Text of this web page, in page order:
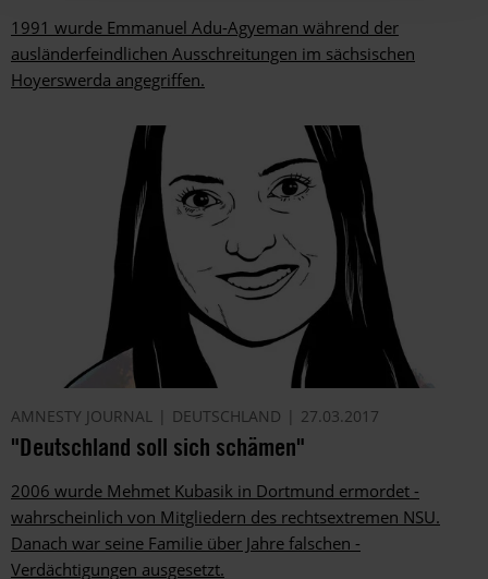
1991 wurde Emmanuel Adu-Agyeman während der
ausländerfeindlichen ­Ausschreitungen im sächsischen
Hoyerswerda angegriffen.
AMNESTY JOURNAL DEUTSCHLAND 27.03.2017
"Deutschland soll sich schämen"
2006 wurde Mehmet Kubasik in Dortmund ermordet -
wahrscheinlich von Mitgliedern des rechtsextremen NSU.
Danach war seine Familie über Jahre falschen ­
Verdächtigungen ausgesetzt.